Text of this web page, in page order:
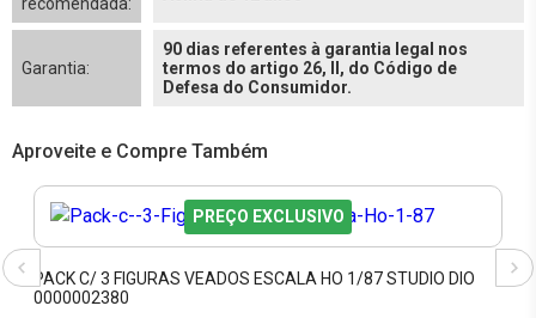
Garantia:
90 dias referentes à garantia legal nos
termos do artigo 26, II, do Código de
Defesa do Consumidor.
Aproveite e Compre Também
PREÇO EXCLUSIVO
PACK C/ 3 FIGURAS VEADOS ESCALA HO 1/87 STUDIO DIO
0000002380